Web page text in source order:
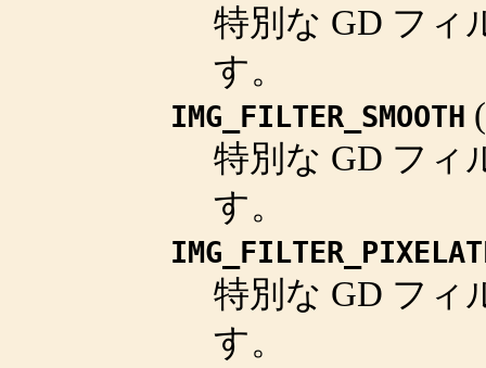
特別な GD フィ
す。
IMG_FILTER_SMOOTH (
特別な GD フィ
す。
特別な GD フィ
す。